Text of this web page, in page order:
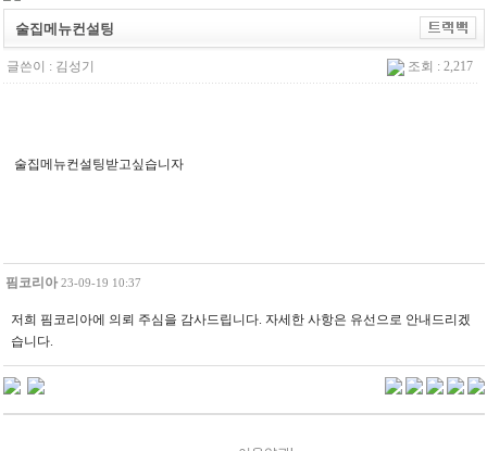
술집메뉴컨설팅
글쓴이 : 김성기 조회 : 2,217
술집메뉴컨설팅받고싶습니자
핌코리아 23-09-19 10:37
저희 핌코리아에 의뢰 주심을 감사드립니다. 자세한 사항은 유선으로 안내드리겠
습니다.